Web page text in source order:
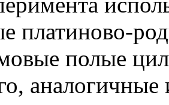
платиново-
полые